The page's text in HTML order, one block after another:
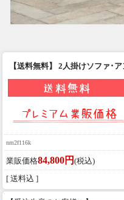
【送料無料】 2人掛けソファ･
nm2f116k
業販価格84,800円 (税込)
[ 送料込 ]